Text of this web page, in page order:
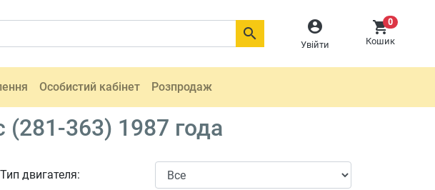

Увійти
0
Кошик

Особистий кабінет Розпродаж
363) 1987 года
Тип двигателя: